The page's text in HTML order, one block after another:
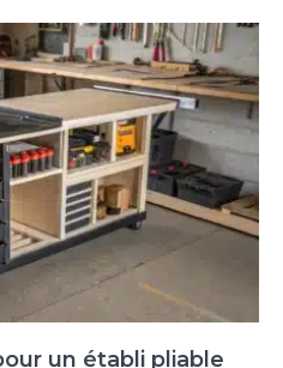
un établi pliable